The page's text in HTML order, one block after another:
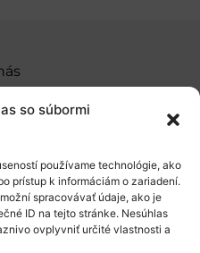
so súbormi
používame technológie, ako
prístup k informáciám o zariadení.
spracovávať údaje, ako je
ID na tejto stránke. Nesúhlas
ovplyvniť určité vlastnosti a
a podpora
pobyty